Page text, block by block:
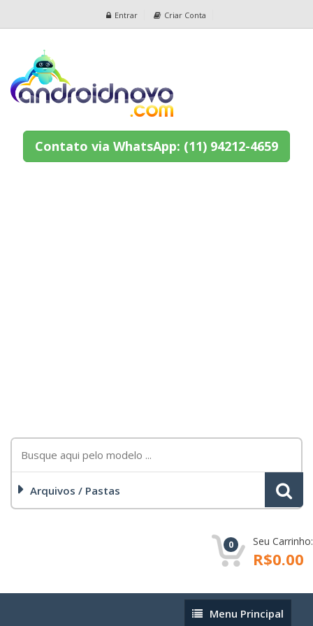
Entrar Criar Conta
Contato via WhatsApp: (11) 94212-4659
Arquivos / Pastas
0 Seu Carrinho:
R$0.00
MenuMenu Principal